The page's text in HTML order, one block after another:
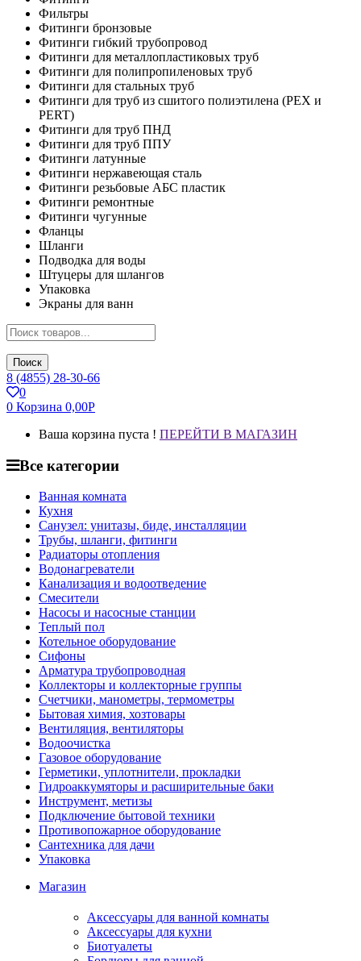
Фильтры
Фитинги бронзовые
Фитинги гибкий трубопровод
Фитинги для металлопластиковых труб
Фитинги для полипропиленовых труб
Фитинги для стальных труб
Фитинги для труб из сшитого полиэтилена (PEX и
PERT)
Фитинги для труб ПНД
Фитинги для труб ППУ
Фитинги латунные
Фитинги нержавеющая сталь
Фитинги резьбовые АБС пластик
Фитинги ремонтные
Фитинги чугунные
Фланцы
Шланги
Подводка для воды
Штуцеры для шлангов
Упаковка
Экраны для ванн
Поиск
8 (4855) 28-30-66
0
0 Корзина 0,00Р
Ваша корзина пуста ! ПЕРЕЙТИ В МАГАЗИН
Все категории
Ванная комната
Кухня
Санузел: унитазы, биде, инсталляции
Трубы, шланги, фитинги
Радиаторы отопления
Водонагреватели
Канализация и водоотведение
Смесители
Насосы и насосные станции
Теплый пол
Котельное оборудование
Сифоны
Арматура трубопроводная
Коллекторы и коллекторные группы
Счетчики, манометры, термометры
Бытовая химия, хозтовары
Вентиляция, вентиляторы
Водоочистка
Газовое оборудование
Герметики, уплотнители, прокладки
Гидроаккумяторы и расширительные баки
Инструмент, метизы
Подключение бытовой техники
Противопожарное оборудование
Сантехника для дачи
Упаковка
Магазин
Аксессуары для ванной комнаты
Аксессуары для кухни
Биотуалеты